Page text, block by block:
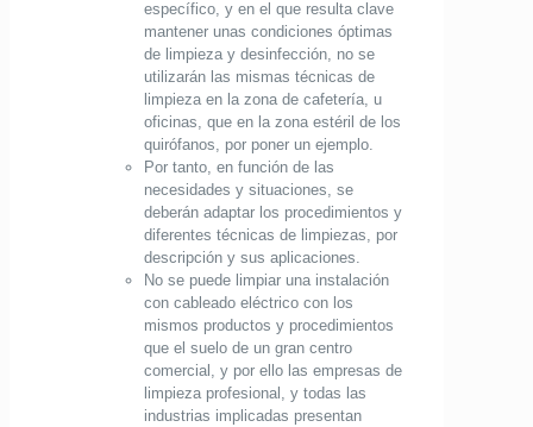
específico, y en el que resulta clave
mantener unas condiciones óptimas
de limpieza y desinfección, no se
utilizarán las mismas técnicas de
limpiezaen la zona de cafetería, u
oficinas, que en la zona estéril de los
quirófanos, por poner un ejemplo.
Por tanto, en función de las
necesidades y situaciones, se
deberán adaptar los procedimientos y
diferentes técnicas de limpiezas, por
descripción y sus aplicaciones.
No se puede limpiar una instalación
con cableado eléctrico con los
mismos productos y procedimientos
que el suelo de un gran centro
comercial, y por ello las empresas de
limpieza profesional , y todas las
industrias implicadas presentan